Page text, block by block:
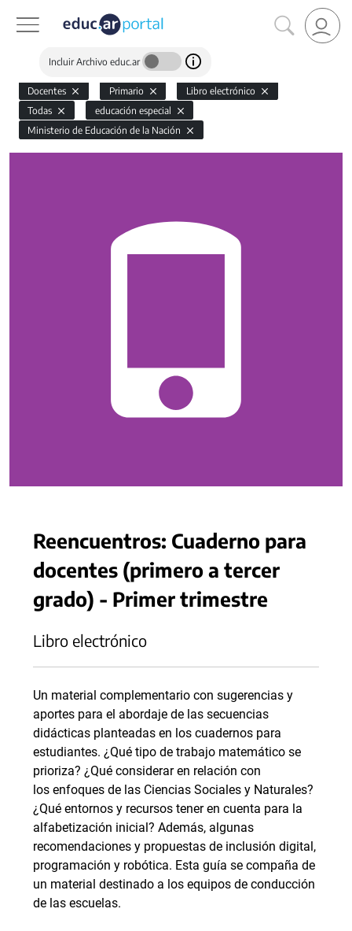
Incluir Archivo educ.ar
Docentes Primario
Libro electrónico
Todas
educación especial
Ministerio de Educación de la Nación
Reencuentros: Cuaderno para
docentes (primero a tercer
grado) - Primer trimestre
Libro electrónico
Un material complementario con sugerencias y
aportes para el abordaje de las secuencias
didácticas planteadas en los cuadernos para
estudiantes. ¿Qué tipo de trabajo matemático se
prioriza? ¿Qué considerar en relación con
los enfoques de las Ciencias Sociales y Naturales?
¿Qué entornos y recursos tener en cuenta para la
alfabetización inicial? Además, algunas
recomendaciones y propuestas de inclusión digital,
programación y robótica. Esta guía se compaña de
un material destinado a los equipos de conducción
de las escuelas.